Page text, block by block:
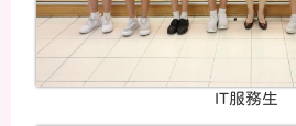
IT服務生